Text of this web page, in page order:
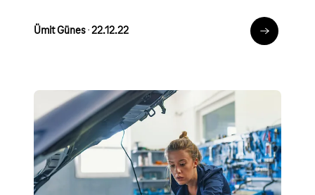
Ümit Günes∙22.12.22
Zum Artikel
Blogartikel Connected Car
produzierendes Gewerbe
Select AG: Autodaten per IoT für
freie Werkstatt